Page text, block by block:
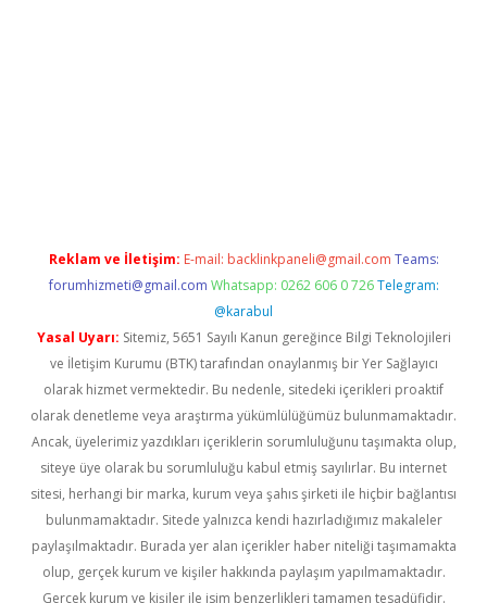
Reklam ve İletişim: E-mail: backlinkpaneli@gmail.com Teams:
forumhizmeti@gmail.com Whatsapp: 0262 606 0 726 Telegram:
@karabul
Yasal Uyarı: Sitemiz, 5651 Sayılı Kanun gereğince Bilgi Teknolojileri
ve İletişim Kurumu (BTK) tarafından onaylanmış bir Yer Sağlayıcı
olarak hizmet vermektedir. Bu nedenle, sitedeki içerikleri proaktif
olarak denetleme veya araştırma yükümlülüğümüz bulunmamaktadır.
Ancak, üyelerimiz yazdıkları içeriklerin sorumluluğunu taşımakta olup,
siteye üye olarak bu sorumluluğu kabul etmiş sayılırlar. Bu internet
sitesi, herhangi bir marka, kurum veya şahıs şirketi ile hiçbir bağlantısı
bulunmamaktadır. Sitede yalnızca kendi hazırladığımız makaleler
paylaşılmaktadır. Burada yer alan içerikler haber niteliği taşımamakta
olup, gerçek kurum ve kişiler hakkında paylaşım yapılmamaktadır.
Gerçek kurum ve kişiler ile isim benzerlikleri tamamen tesadüfidir.